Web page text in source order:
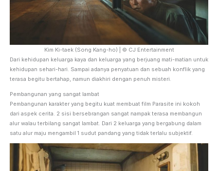
Kim Ki-taek (Song Kang-ho) | © CJ Entertainment
Dari kehidupan keluarga kaya dan keluarga yang berjuang mati-matian untuk
kehidupan sehari-hari. Sampai adanya penyatuan dan sebuah konflik yang
terasa begitu bertahap, namun diakhiri dengan penuh misteri.
Pembangunan yang sangat lambat
Pembangunan karakter yang begitu kuat membuat film Parasite ini kokoh
dari aspek cerita. 2 sisi bersebrangan sangat nampak terasa membangun
alur walau terbilang sangat lambat. Dari 2 keluarga yang bergabung dalam
satu alur maju mengambil 1 sudut pandang yang tidak terlalu subjektif.